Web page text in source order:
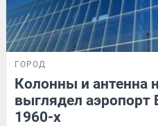
ГОРОД
Колонны и антенна
выглядел аэропорт
1960-х